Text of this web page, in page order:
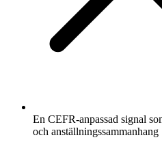
En CEFR-anpassad signal
och anställningssammanhang